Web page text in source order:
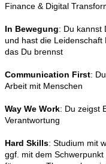
Finance & Digital
In Bewegung: Du kannst
und hast die
das Du brennst
Communication First:
Arbeit mit Menschen
Way We Work: Du zeigst
Verantwortung
Hard Skills: Studium mit
ggf. mit dem